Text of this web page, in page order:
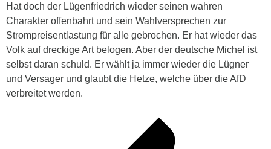
Hat doch der Lügenfriedrich wieder seinen wahren
Charakter offenbahrt und sein Wahlversprechen zur
Strompreisentlastung für alle gebrochen. Er hat wieder das
Volk auf dreckige Art belogen. Aber der deutsche Michel ist
selbst daran schuld. Er wählt ja immer wieder die Lügner
und Versager und glaubt die Hetze, welche über die AfD
verbreitet werden.